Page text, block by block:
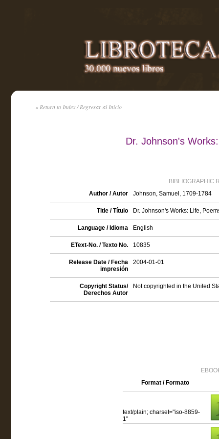
« Return to Index / Regresar al Inicio
Dr. Johnson's
BIBLIOGRAPHIC
Author / Autor
Johnson, Samuel, 1709-1784
Title / Título Dr. Johnson's Works: Life,
Language / Idioma English
EText-No. / Texto No. 10835
Release Date / Fecha
impresión
2004-01-01
Copyright Status/
Derechos Autor
Not copyrighted in the United
Format / Formato
text/plain; charset="iso-8859-
1"